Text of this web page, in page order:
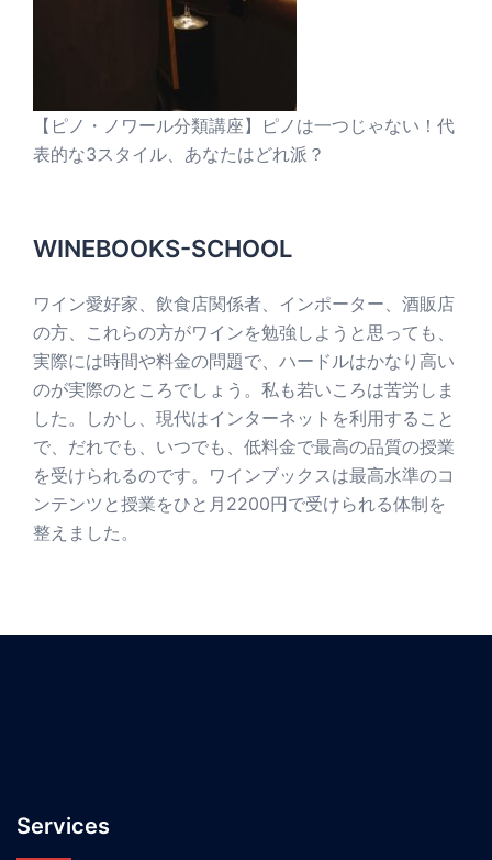
【ピノ・ノワール分類講座】ピノは一つじゃない！代
表的な3スタイル、あなたはどれ派？
WINEBOOKS-SCHOOL
ワイン愛好家、飲食店関係者、インポーター、酒販店
の方、これらの方がワインを勉強しようと思っても、
実際には時間や料金の問題で、ハードルはかなり高い
のが実際のところでしょう。私も若いころは苦労しま
した。しかし、現代はインターネットを利用すること
で、だれでも、いつでも、低料金で最高の品質の授業
を受けられるのです。ワインブックスは最高水準のコ
ンテンツと授業をひと月2200円で受けられる体制を
整えました。
Services